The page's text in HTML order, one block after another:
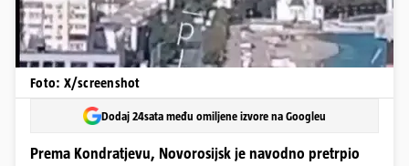
Foto: X/screenshot
Dodaj 24sata među omiljene izvore na Googleu
Prema Kondratjevu, Novorosijsk je navodno pretrpio